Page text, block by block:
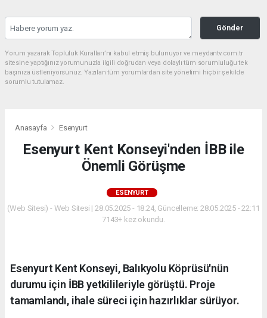
Gönder
Yorum yazarak Topluluk Kuralları’nı kabul etmiş bulunuyor ve meydantv.com.tr
sitesine yaptığınız yorumunuzla ilgili doğrudan veya dolaylı tüm sorumluluğu tek
başınıza üstleniyorsunuz. Yazılan tüm yorumlardan site yönetimi hiçbir şekilde
sorumlu tutulamaz.
Anasayfa Esenyurt
Esenyurt Kent Konseyi'nden İBB ile
Önemli Görüşme
ESENYURT
(Web Sitesi) - Web Sitesi | 28.05.2025 - 18:24, Güncelleme: 28.05.2025 - 22:11
7143+ kez okundu.
Esenyurt Kent Konseyi, Balıkyolu Köprüsü'nün
durumu için İBB yetkilileriyle görüştü. Proje
tamamlandı, ihale süreci için hazırlıklar sürüyor.